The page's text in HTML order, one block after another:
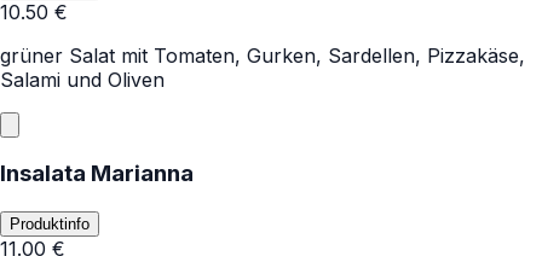
10.50 €
grüner Salat mit Tomaten, Gurken, Sardellen, Pizzakäse,
Salami und Oliven
Insalata Marianna
Produktinfo
11.00 €